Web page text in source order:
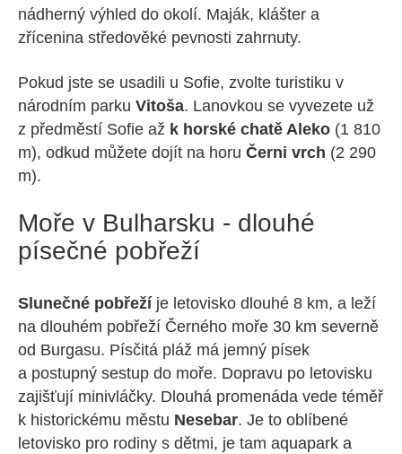
nádherný výhled do okolí. Maják, klášter a
zřícenina středověké pevnosti zahrnuty.
Pokud jste se usadili u Sofie, zvolte turistiku v
národním parku Vitoša. Lanovkou se vyvezete už
z předměstí Sofie až k horské chatě Aleko (1 810
m), odkud můžete dojít na horu Černi vrch (2 290
m).
Moře v Bulharsku - dlouhé
písečné pobřeží
Slunečné pobřeží je letovisko dlouhé 8 km, a leží
na dlouhém pobřeží Černého moře 30 km severně
od Burgasu. Písčitá pláž má jemný písek
a postupný sestup do moře. Dopravu po letovisku
zajišťují minivláčky. Dlouhá promenáda vede téměř
k historickému městu Nesebar. Je to oblíbené
letovisko pro rodiny s dětmi, je tam aquapark a